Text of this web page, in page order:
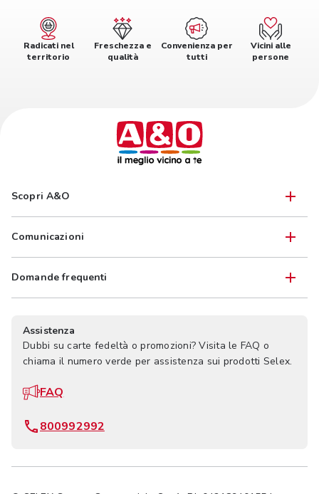
Radicati nel
territorio
Freschezza e
qualità
Convenienza per
tutti
Vicini alle
persone
Scopri A&O
Comunicazioni
Domande frequenti
Assistenza
Dubbi su carte fedeltà o promozioni? Visita le FAQ o
chiama il numero verde per assistenza sui prodotti Selex.
FAQ
800992992